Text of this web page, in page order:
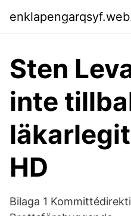
Sten
inte
HD
Bilaga 1